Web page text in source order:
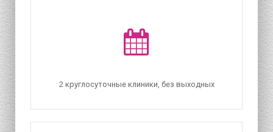
2 круглосуточные клиники, без выходных